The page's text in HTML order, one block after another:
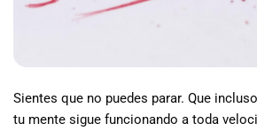
Sientes que no puedes parar. Que
tu mente sigue funcionando a toda